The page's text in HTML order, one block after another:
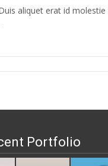
aliquet erat id
Portfolio